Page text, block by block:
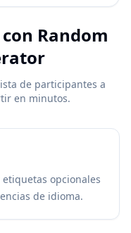
Random
de participantes a
en minutos.
etiquetas opcionales
de idioma.